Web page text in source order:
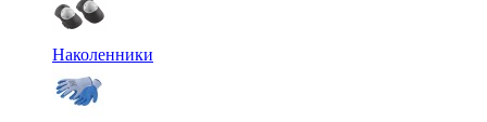
Наколенники